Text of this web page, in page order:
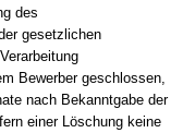
des
gesetzlichen
Bewerber geschlossen,
nach Bekanntgabe der
einer Löschung keine